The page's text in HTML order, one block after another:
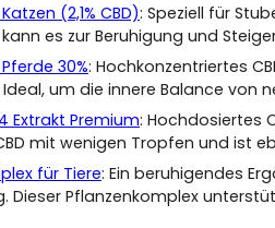
(2,1% CBD): Speziell für
es zur Beruhigung und
30%: Hochkonzentriertes
um die innere Balance von
Extrakt Premium: Hochdosiertes
mit wenigen Tropfen und ist
für Tiere: Ein beruhigendes
Dieser Pflanzenkomplex